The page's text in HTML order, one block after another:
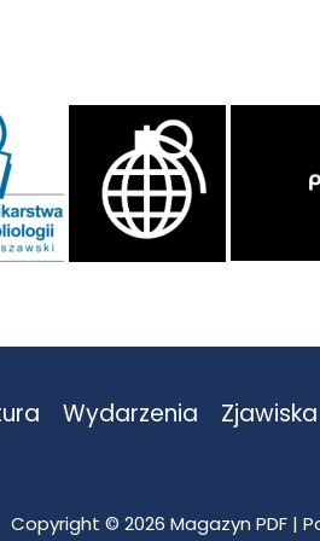
Wydarzenia Zjawiska
Copyright © 2026 Magazyn PDF |